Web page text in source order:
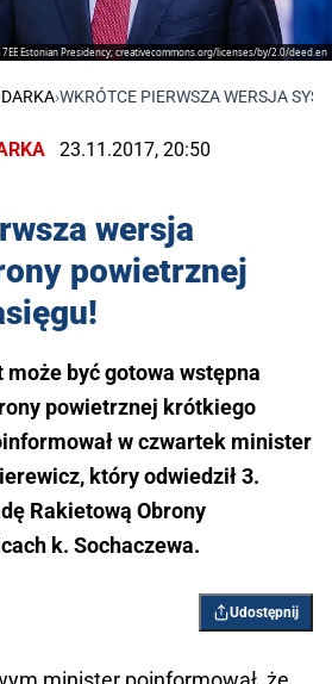
Estonian Presidency; creativecommons.org/licenses/by/2.0/deed.en
›WKRÓTCE PIERWSZA WERSJA
23.11.2017, 20:50
wersja
powietrznej
może być gotowa wstępna
powietrznej krótkiego
w czwartek minister
który odwiedził 3.
Rakietową Obrony
k. Sochaczewa.
Udostępnij